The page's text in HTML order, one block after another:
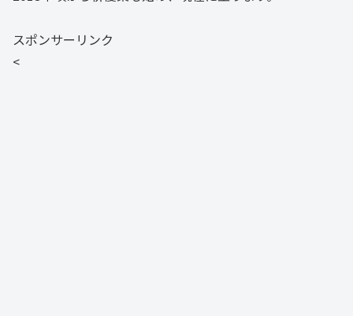
スポンサーリンク
<